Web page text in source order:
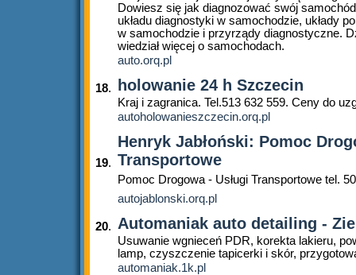
Dowiesz się jak diagnozować swój
układu diagnostyki w samochodzie, układy
w samochodzie i przyrządy diagnostyczne.
wiedział więcej o samochodach.
auto.orq.pl
18. holowanie 24 h Szczecin
Kraj i zagranica. Tel.513 632 559. Ceny do
autoholowanieszczecin.orq.pl
19.
Henryk Jabłoński: Pomoc
Transportowe
Pomoc Drogowa - Usługi Transportowe tel.
autojablonski.orq.pl
20. Automaniak auto detailing -
Usuwanie wgnieceń PDR, korekta lakieru,
lamp, czyszczenie tapicerki i skór,
automaniak.1k.pl